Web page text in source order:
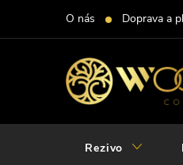
O nás Doprava a
Rezivo